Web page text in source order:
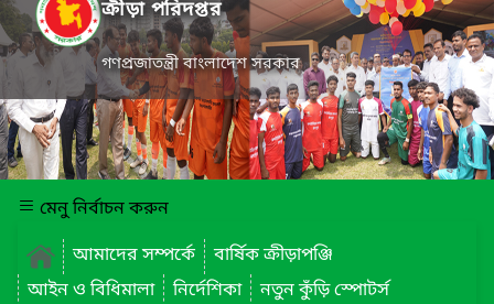
ক্রীড়া পরিদপ্তর
গণপ্রজাতন্ত্রী বাংলাদেশ সরকার
মেনু নির্বাচন করুন
আমাদের সম্পর্কে
বার্ষিক ক্রীড়াপঞ্জি
আইন ও বিধিমালা
নির্দেশিকা
নতুন কুঁড়ি স্পোটর্স